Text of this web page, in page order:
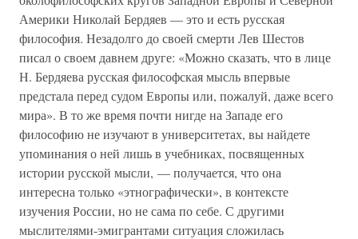
Америки Николай Бердяев — это и есть русская
философия. Незадолго до своей смерти Лев Шестов
писал о своем давнем друге: «Можно сказать, что в лице
Н. Бердяева русская философская мысль впервые
предстала перед судом Европы или, пожалуй, даже всего
мира». В то же время почти нигде на Западе его
философию не изучают в университетах, вы найдете
упоминания о ней лишь в учебниках, посвященных
истории русской мысли, — получается, что она
интересна только «этнографически», в контексте
изучения России, но не сама по себе. С другими
мыслителями-эмигрантами ситуация сложилась